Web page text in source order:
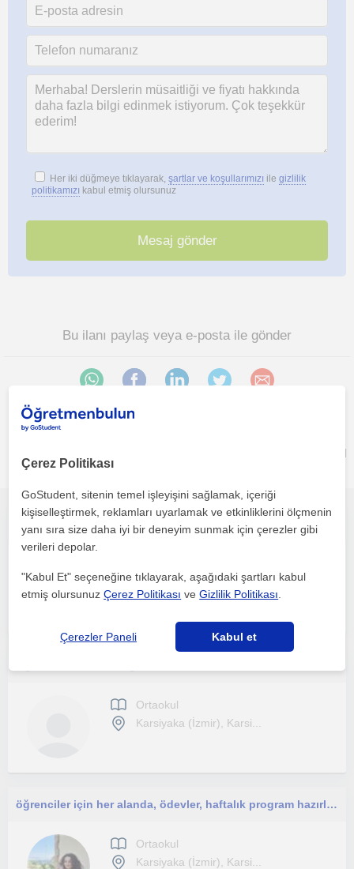
Her iki düğmeye tıklayarak, şartlar ve koşullarımızı ile gizlilik
politikamızı kabul etmiş olursunuz
Bu ilanı paylaş veya e-posta ile gönder
Karsiyaka (İzmir), Menem...
Ortaokul
Karsiyaka (İzmir), Karsi...
öğrenciler için her alanda, ödevler, haftalık program hazırlanama, soru çözme ve konu anlatımı
Ortaokul
Karsiyaka (İzmir), Karsi...
Çerez Politikası
GoStudent, sitenin temel işleyişini sağlamak, içeriği
kişiselleştirmek, reklamları uyarlamak ve etkinliklerini ölçmenin
yanı sıra size daha iyi bir deneyim sunmak için çerezler gibi
verileri depolar.
"Kabul Et" seçeneğine tıklayarak, aşağıdaki şartları kabul
etmiş olursunuzÇerez Politikası veGizlilik Politikası
Çerezler Paneli Kabul et